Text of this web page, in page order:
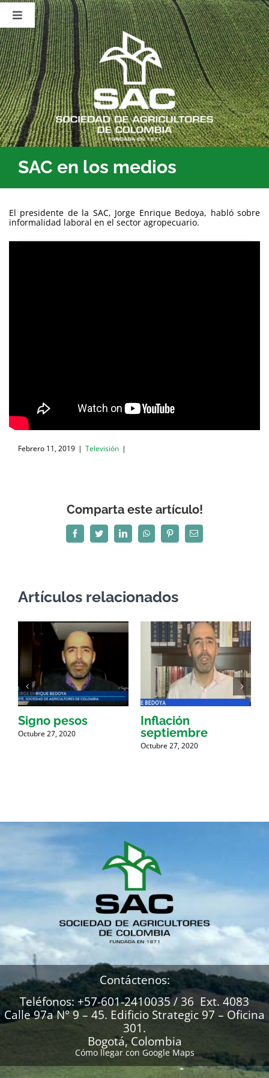
Saltar
contenido
Toggle
Navigation
Nosotros
Publicaciones
Sala de Prensa
Eventos
SAC en los medios
El presidente de la SAC, Jorge Enrique Bedoya, habló sobre
informalidad laboral en el sector agropecuario.
Febrero 11, 2019 | Televisión |
Comparta este artículo!
FacebookTwitterLinkedInWhatsAppPinterestCorreo
electrónico
Artículos relacionados
Signo pesos
Octubre 27, 2020
Inflación
septiembre
Octubre 27, 2020
Contáctenos:
Teléfonos: +57-601-2410035 / 36 Ext. 4083
Calle 97a N° 9 – 45. Edificio Strategic 97 – Oficina
301.
Bogotá, Colombia
Cómo llegar con Google Maps